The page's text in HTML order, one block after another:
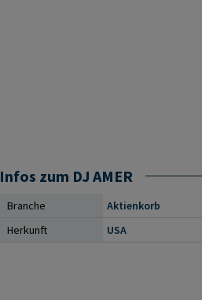
Infos zum DJ AMER
Branche
Aktienkorb
Herkunft
USA